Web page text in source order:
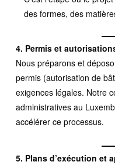
des formes, des
4. Permis et
Nous préparons et
permis (autorisation de
exigences légales. Notre
administratives au
accélérer ce processus.
5. Plans d’exécution et